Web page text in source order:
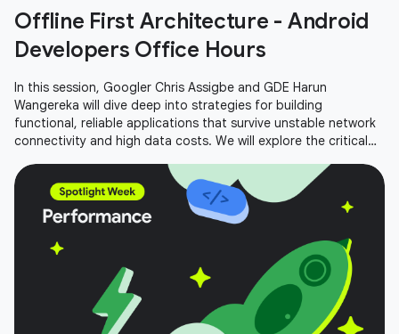
Offline First Architecture - Android
Developers Office Hours
In this session, Googler Chris Assigbe and GDE Harun
Wangereka will dive deep into strategies for building
functional, reliable applications that survive unstable network
connectivity and high data costs. We will explore the critical